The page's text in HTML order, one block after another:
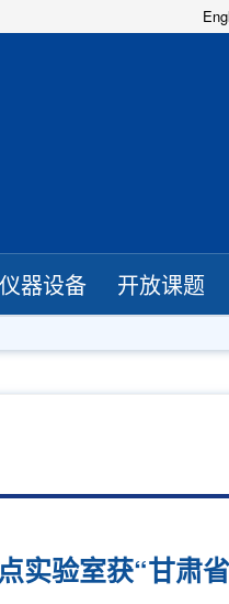
仪器设备 开放课题
实验室获“甘肃